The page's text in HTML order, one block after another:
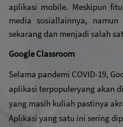
aplikasi mobile. Meskipun
media sosiallainnya, namun
sekarang dan menjadi salah
Google Classroom
Selama pandemi COVID-19,
aplikasi terpopuleryang akan
yang masih kuliah pastinya
Aplikasi yang satu ini sering